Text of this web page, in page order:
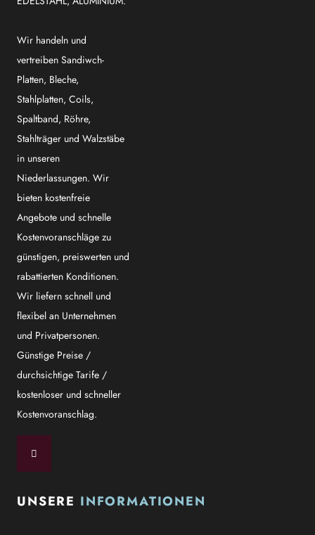
Wir handeln und
vertreiben Sandiwch-
Platten, Bleche,
Stahlplatten, Coils,
Spaltband, Röhre,
Stahlträger und Walzstäbe
in unseren
Niederlassungen. Wir
bieten kostenfreie
Angebote und schnelle
Kostenvoranschläge zu
günstigen, preiswerten und
rabattierten Konditionen.
Wir liefern schnell und
flexibel an Unternehmen
und Privatpersonen.
Günstige Preise /
durchsichtige Tarife /
kostenloser und schneller
Kostenvoranschlag.
UNSERE INFORMATIONEN